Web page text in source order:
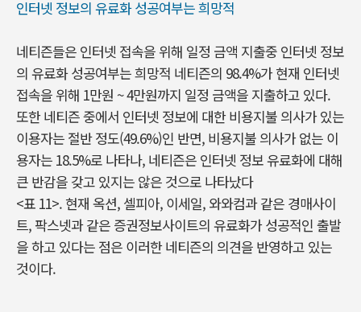
인터넷 정보의 유료화 성공여부는 희망적
네티즌들은 인터넷 접속을 위해 일정 금액 지출중 인터넷 정보
의 유료화 성공여부는 희망적 네티즌의 98.4%가 현재 인터넷
접속을 위해 1만원 ~ 4만원까지 일정 금액을 지출하고 있다.
또한 네티즌 중에서 인터넷 정보에 대한 비용지불 의사가 있는
이용자는 절반 정도(49.6%)인 반면, 비용지불 의사가 없는 이
용자는 18.5%로 나타나, 네티즌은 인터넷 정보 유료화에 대해
큰 반감을 갖고 있지는 않은 것으로 나타났다
<표 11>. 현재 옥션, 셀피아, 이세일, 와와컴과 같은 경매사이
트, 팍스넷과 같은 증권정보사이트의 유료화가 성공적인 출발
을 하고 있다는 점은 이러한 네티즌의 의견을 반영하고 있는
것이다.